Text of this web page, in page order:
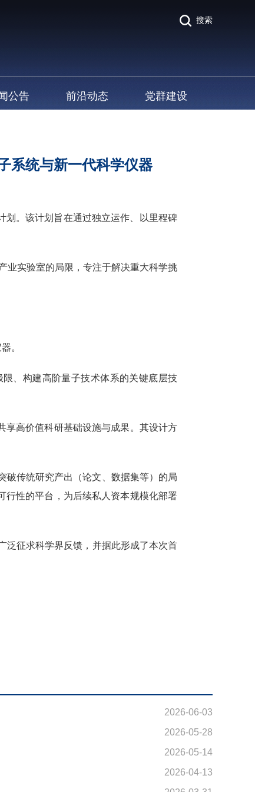
搜索
公告 前沿动态 党群建设
系统与新一代科学仪器
。该计划旨在通过独立运作、以里程碑
实验室的局限，专注于解决重大科学挑
。
、构建高阶量子技术体系的关键底层技
高价值科研基础设施与成果。其设计方
传统研究产出（论文、数据集等）的局
行性的平台，为后续私人资本规模化部署
征求科学界反馈，并据此形成了本次首
2026-06-03
2026-05-28
2026-05-14
2026-04-13